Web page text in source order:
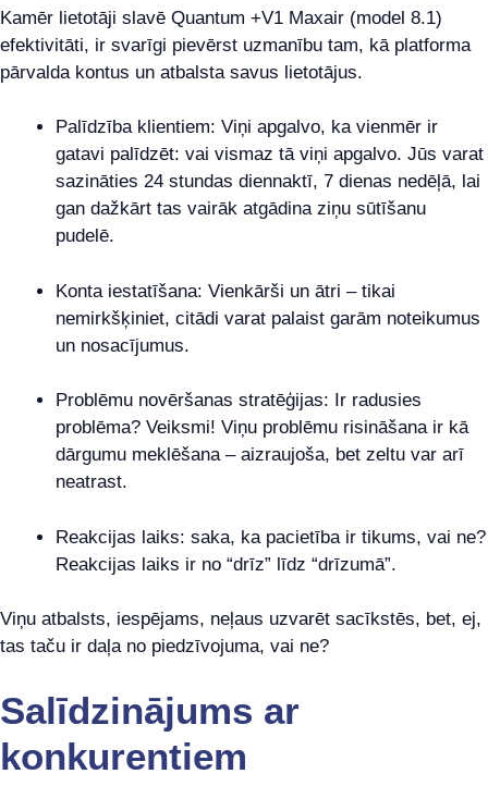
Kamēr lietotāji slavē Quantum +V1 Maxair (model 8.1)
efektivitāti, ir svarīgi pievērst uzmanību tam, kā platforma
pārvalda kontus un atbalsta savus lietotājus.
Palīdzība klientiem: Viņi apgalvo, ka vienmēr ir
gatavi palīdzēt: vai vismaz tā viņi apgalvo. Jūs varat
sazināties 24 stundas diennaktī, 7 dienas nedēļā, lai
gan dažkārt tas vairāk atgādina ziņu sūtīšanu
pudelē.
Konta iestatīšana: Vienkārši un ātri – tikai
nemirkšķiniet, citādi varat palaist garām noteikumus
un nosacījumus.
Problēmu novēršanas stratēģijas: Ir radusies
problēma? Veiksmi! Viņu problēmu risināšana ir kā
dārgumu meklēšana – aizraujoša, bet zeltu var arī
neatrast.
Reakcijas laiks: saka, ka pacietība ir tikums, vai ne?
Reakcijas laiks ir no “drīz” līdz “drīzumā”.
Viņu atbalsts, iespējams, neļaus uzvarēt sacīkstēs, bet, ej,
tas taču ir daļa no piedzīvojuma, vai ne?
Salīdzinājums ar
konkurentiem